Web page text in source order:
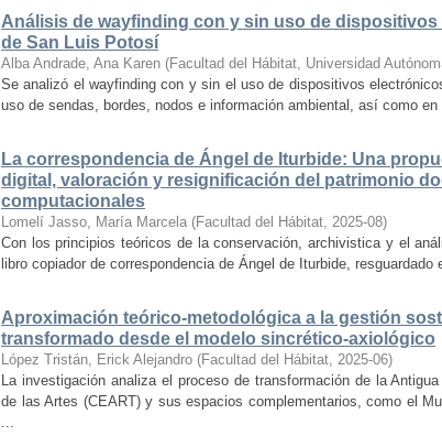
Análisis de wayfinding con y sin uso de
de San Luis Potosí
Alba Andrade, Ana Karen (Facultad del Hábitat, Universidad
Se analizó el wayfinding con y sin el uso de dispositivos
uso de sendas, bordes, nodos e información ambiental, así como
La correspondencia de Ángel de Iturbide: Una
digital, valoración y resignificación del patrimonio
computacionales
Lomelí Jasso, María Marcela (Facultad del Hábitat, 2025-08)
Con los principios teóricos de la conservación, archivistica y el
libro copiador de correspondencia de Ángel de Iturbide,
Aproximación teórico-metodológica a la gestión
transformado desde el modelo sincrético-axiológico
López Tristán, Erick Alejandro (Facultad del Hábitat, 2025-06)
La investigación analiza el proceso de transformación de la
de las Artes (CEART) y sus espacios complementarios, como el
...